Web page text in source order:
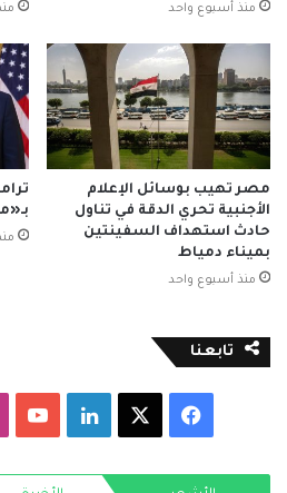
منذ أسبوع واحد
مصر تهيب بوسائل الإعلام
الأجنبية تحري الدقة في تناول
حادث استهداف السفينتين
بميناء دمياط
منذ أسبوع واحد
تابعنا
فيسبوك لينكدإن